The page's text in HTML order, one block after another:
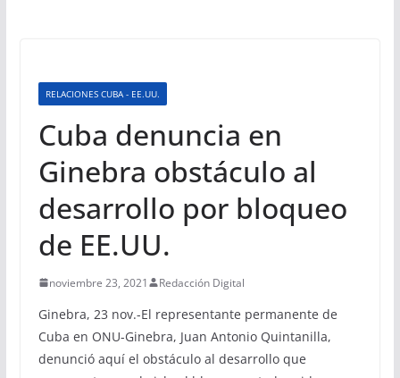
RELACIONES CUBA - EE.UU.
Cuba denuncia en
Ginebra obstáculo al
desarrollo por bloqueo
de EE.UU.
noviembre 23, 2021 Redacción Digital
Ginebra, 23 nov.-El representante permanente de
Cuba en ONU-Ginebra, Juan Antonio Quintanilla,
denunció aquí el obstáculo al desarrollo que